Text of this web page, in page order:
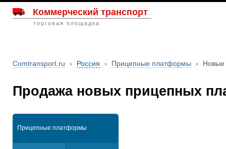
Коммерческий транспорт
торговая площадка
Comtransport.ru › Россия › Прицепные платформы › Новые
Продажа новых прицепных
Прицепные платформы